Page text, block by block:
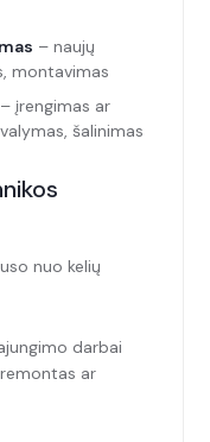
– naujų
montavimas
– įrengimas ar
šalinimas
nuo kelių
darbai
ar